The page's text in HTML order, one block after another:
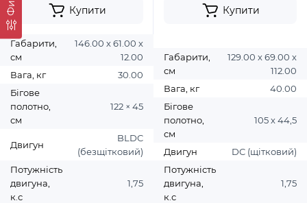
Купити
Габарити,
см
146.00 х 61.00 х
12.00
Вага, кг
30.00
Бігове
полотно,
см
122 × 45
Двигун
BLDC
(безщітковий)
Потужність
двигуна,
к.с
1,75
Купити
Габарити,
см
129.00 х 69.00 х
112.00
Вага, кг
40.00
Бігове
полотно,
см
105 х 44,5
Двигун
DC (щітковий)
Потужність
двигуна,
к.с
1,75